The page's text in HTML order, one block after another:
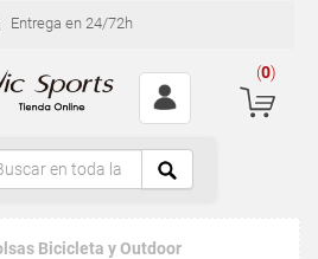
Entrega en 24/72h
(0)
Bicicleta y Outdoor